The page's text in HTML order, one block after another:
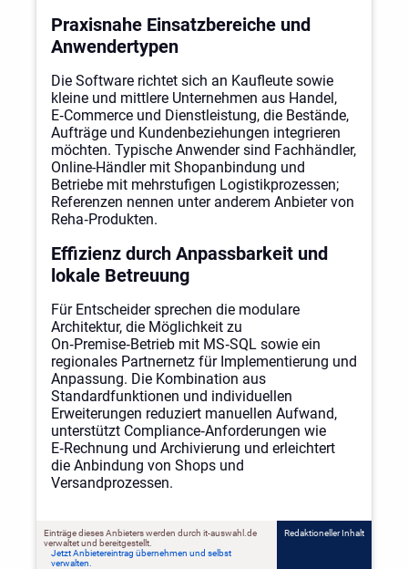
Praxisnahe Einsatzbereiche und
Anwendertypen
Die Software richtet sich an Kaufleute sowie
kleine und mittlere Unternehmen aus Handel,
E‑Commerce und Dienstleistung, die Bestände,
Aufträge und Kundenbeziehungen integrieren
möchten. Typische Anwender sind Fachhändler,
Online-Händler mit Shopanbindung und
Betriebe mit mehrstufigen Logistikprozessen;
Referenzen nennen unter anderem Anbieter von
Reha‑Produkten.
Effizienz durch Anpassbarkeit und
lokale Betreuung
Für Entscheider sprechen die modulare
Architektur, die Möglichkeit zu
On‑Premise‑Betrieb mit MS‑SQL sowie ein
regionales Partnernetz für Implementierung und
Anpassung. Die Kombination aus
Standardfunktionen und individuellen
Erweiterungen reduziert manuellen Aufwand,
unterstützt Compliance‑Anforderungen wie
E‑Rechnung und Archivierung und erleichtert
die Anbindung von Shops und
Versandprozessen.
Einträge dieses Anbieters werden durch it-auswahl.de
verwaltet und bereitgestellt.
Jetzt Anbietereintrag übernehmen und selbst
verwalten.
Redaktioneller Inhalt